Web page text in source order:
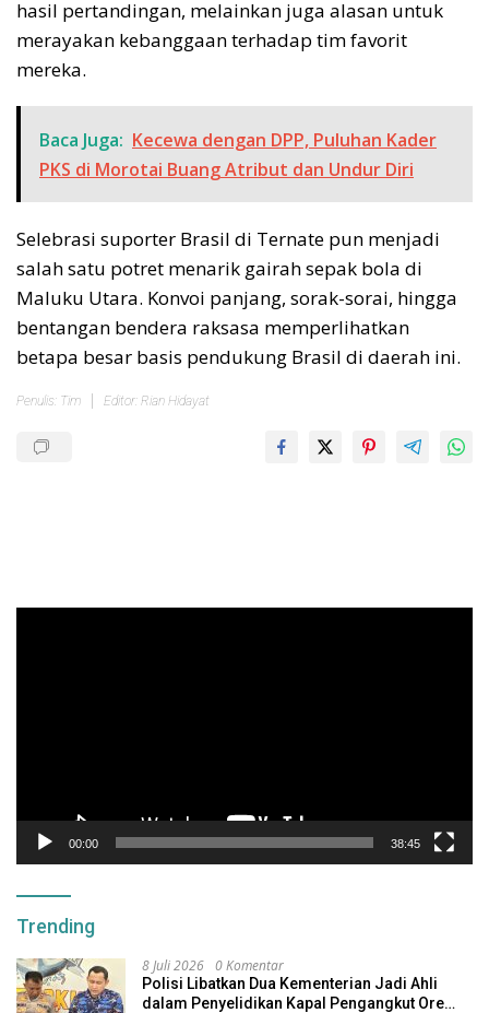
hasil pertandingan, melainkan juga alasan untuk
merayakan kebanggaan terhadap tim favorit
mereka.
Baca Juga: Kecewa dengan DPP, Puluhan Kader
PKS di Morotai Buang Atribut dan Undur Diri
Selebrasi suporter Brasil di Ternate pun menjadi
salah satu potret menarik gairah sepak bola di
Maluku Utara. Konvoi panjang, sorak-sorai, hingga
bentangan bendera raksasa memperlihatkan
betapa besar basis pendukung Brasil di daerah ini.
Penulis: Tim Editor: Rian Hidayat
00:00 38:45
Trending
8 Juli 2026 0 Komentar
Polisi Libatkan Dua Kementerian Jadi Ahli
dalam Penyelidikan Kapal Pengangkut Ore